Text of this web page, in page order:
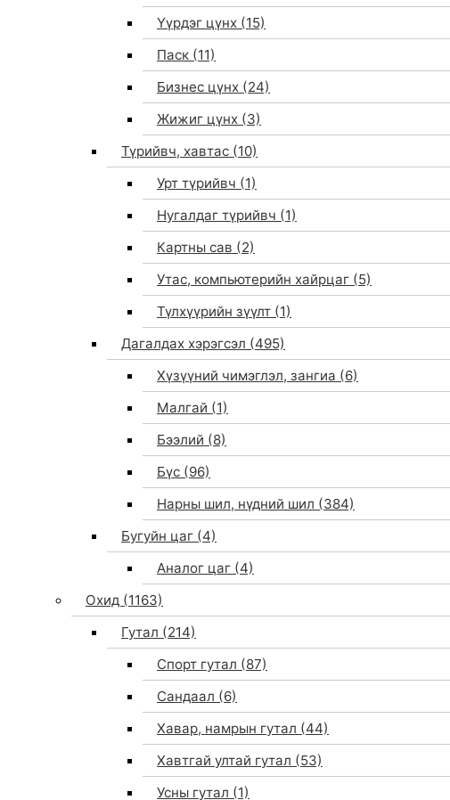
Үүрдэг цүнх (15)
Паск (11)
Бизнес цүнх (24)
Жижиг цүнх (3)
Түрийвч, хавтас (10)
Урт түрийвч (1)
Нугалдаг түрийвч (1)
Картны сав (2)
Утас, компьютерийн хайрцаг (5)
Түлхүүрийн зүүлт (1)
Дагалдах хэрэгсэл (495)
Хүзүүний чимэглэл, зангиа (6)
Малгай (1)
Бээлий (8)
Бүс (96)
Нарны шил, нүдний шил (384)
Бугуйн цаг (4)
Аналог цаг (4)
Охид (1163)
Гутал (214)
Спорт гутал (87)
Сандаал (6)
Хавар, намрын гутал (44)
Хавтгай ултай гутал (53)
Усны гутал (1)